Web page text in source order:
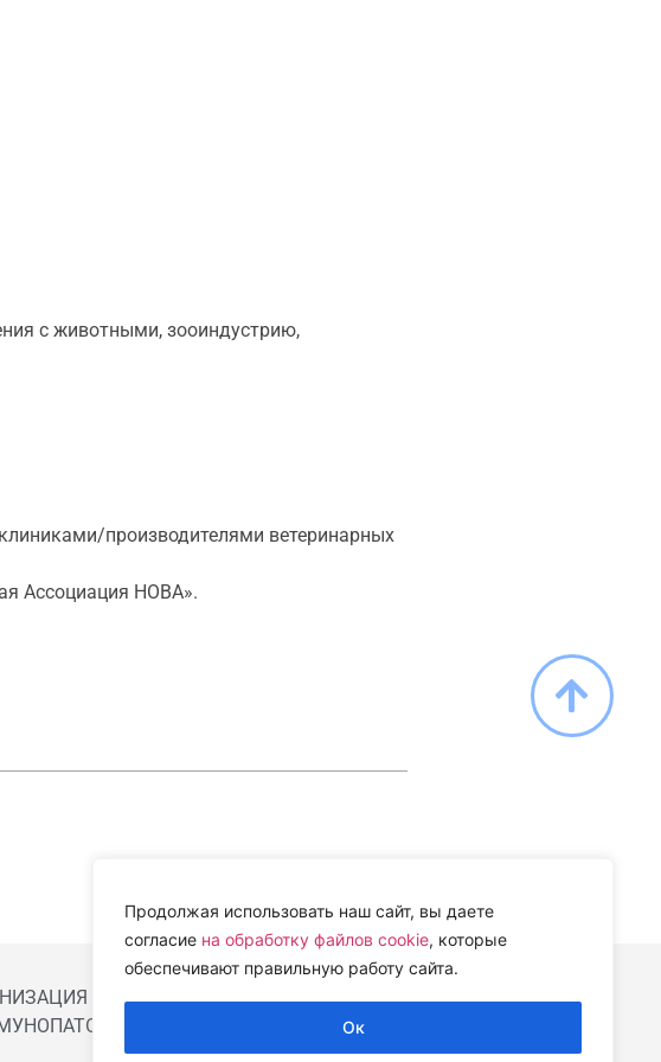
Продолжая использовать наш сайт, вы даете
согласие на обработку файлов cookie, которые
обеспечивают правильную работу сайта.
Ок
с животными, зооиндустрию,
производителями ветеринарных
Ассоциация НОВА».
(ЦВЕТИ)